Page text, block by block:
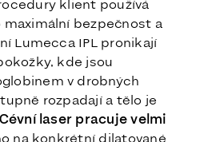
klient používá
bezpečnost a
Lumecca IPL pronikají
kde jsou
v drobných
rozpadají a tělo je
Cévní laser pracuje velmi